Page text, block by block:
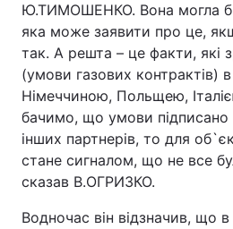
Ю.ТИМОШЕНКО. Вона могла б
яка може заявити про це,
так. А решта – це факти, які
(умови газових контрактів) в
Німеччиною, Польщею,
бачимо, що умови підписано
інших партнерів, то для
стане сигналом, що не все
сказав В.ОГРИЗКО.
Водночас він відзначив, що